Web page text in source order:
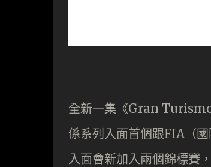
全新一集《Gran Turismo
係系列入面首個跟FIA（
入面會新加入兩個錦標賽